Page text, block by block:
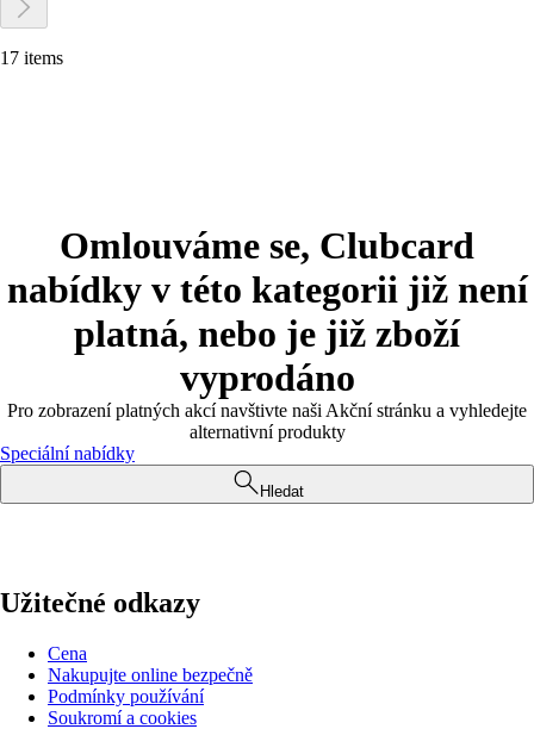
17 items
Omlouváme se, Clubcard
nabídky v této kategorii již není
platná, nebo je již zboží
vyprodáno
Pro zobrazení platných akcí navštivte naši Akční stránku a vyhledejte
alternativní produkty
Speciální nabídky
Hledat
Užitečné odkazy
Cena
Nakupujte online bezpečně
Podmínky používání
Soukromí a cookies